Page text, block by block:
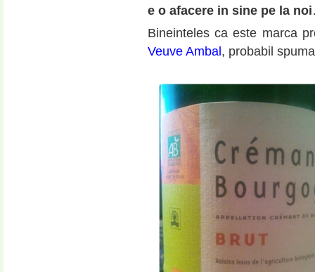
e o afacere in sine pe la noi
Bineinteles ca este marca
Veuve Ambal, probabil